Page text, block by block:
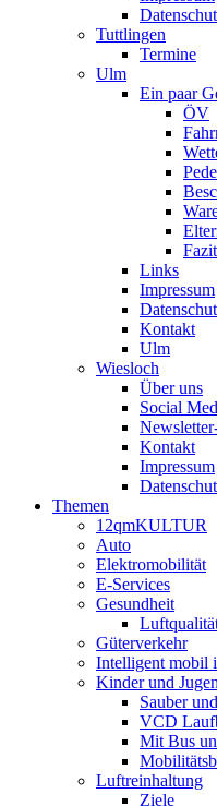
Tuttlingen
Termine
Ulm
Ein paar
ÖV
Fazit
Links
Impressum
Kontakt
Ulm
Wiesloch
Über uns
Social
Kontakt
Impressum
Themen
12qmKULTUR
Auto
Elektromobilität
E-Services
Gesundheit
Güterverkehr
Intelligent mobil
Kinder und
Sauber
VCD
Mit Bus
Luftreinhaltung
Ziele